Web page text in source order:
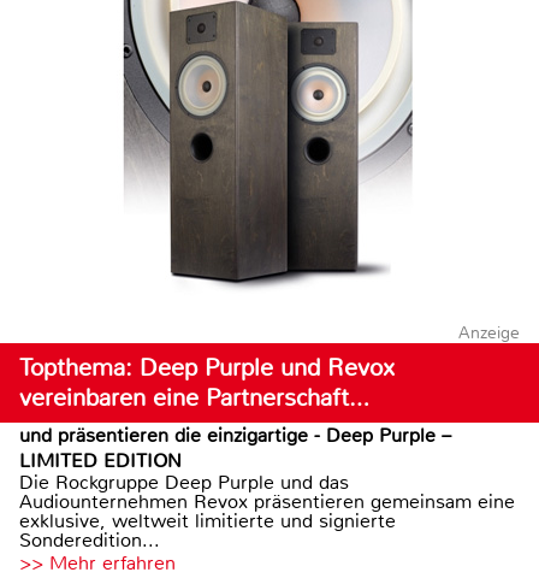
Anzeige
Topthema: Deep Purple und Revox
vereinbaren eine Partnerschaft…
und präsentieren die einzigartige - Deep Purple –
LIMITED EDITION
Die Rockgruppe Deep Purple und das
Audiounternehmen Revox präsentieren gemeinsam eine
exklusive, weltweit limitierte und signierte
Sonderedition...
>> Mehr erfahren